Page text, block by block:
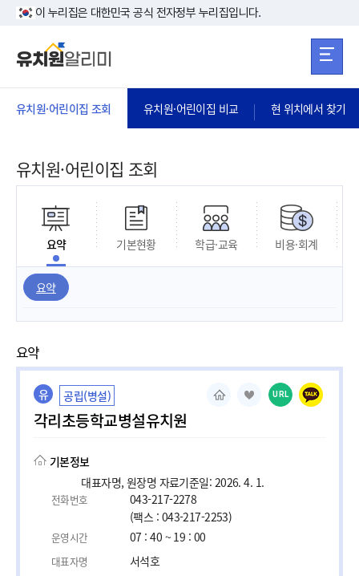
본문 바로가기
이 누리집은 대한민국 공식 전자정부 누리집입니다.
유치원·어린이집 조회 유치원·어린이집 비교 현 위치에서 찾기
유치원·어린이집 조회
요약 기본현황 학급·교육 비용·회계
요약
요약
유 공립(병설)
각리초등학교병설유치원
URL
기본정보
대표자명, 원장명 자료기준일: 2026. 4. 1.
전화번호
043-217-2278
(팩스 : 043-217-2253)
운영시간 07 : 40 ~ 19 : 00
대표자명 서석호